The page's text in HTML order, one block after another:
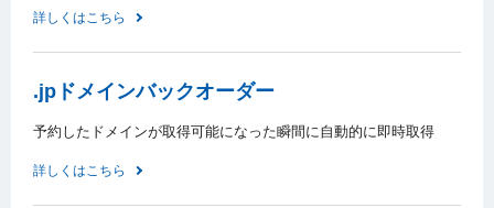
詳しくはこちら
.jpドメインバックオーダー
予約したドメインが取得可能になった瞬間に自動的に即時取得
詳しくはこちら